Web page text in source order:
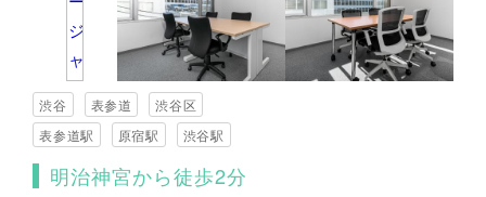
渋谷 表参道
渋谷区
表参道駅
原宿駅 渋谷駅
明治神宮から徒歩2分